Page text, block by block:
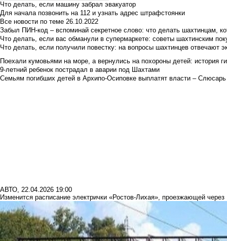
Что делать, если машину забрал эвакуатор
Для начала позвонить на 112 и узнать адрес штрафстоянки
Все новости по теме 26.10.2022
Забыл ПИН-код – вспоминай секретное слово: что делать шахтинцам,
Что делать, если вас обманули в супермаркете: советы шахтинским
Что делать, если получили повестку: на вопросы шахтинцев отвечают
Поехали кумовьями на море, а вернулись на похороны детей: история
9-летний ребенок пострадал в аварии под Шахтами
Семьям погибших детей в Архипо-Осиповке выплатят власти – Слюсарь
АВТО, 22.04.2026 19:00
Изменится расписание электрички «Ростов-Лихая», проезжающей